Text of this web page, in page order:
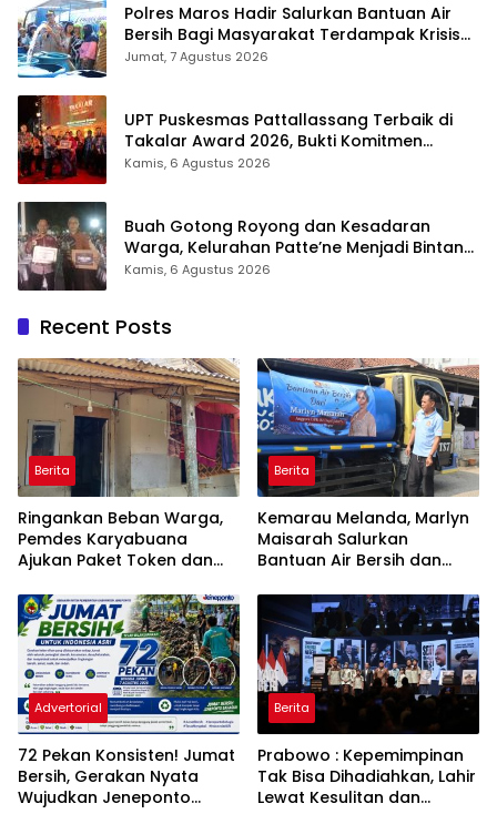
Polres Maros Hadir Salurkan Bantuan Air
Bersih Bagi Masyarakat Terdampak Krisis
Air Bersih Di Maros
Jumat, 7 Agustus 2026
UPT Puskesmas Pattallassang Terbaik di
Takalar Award 2026, Bukti Komitmen
Hadirkan Pelayanan Kesehatan Berkualitas
Kamis, 6 Agustus 2026
Buah Gotong Royong dan Kesadaran
Warga, Kelurahan Patte’ne Menjadi Bintang
Takalar Award 2026
Kamis, 6 Agustus 2026
Recent Posts
Berita
Ringankan Beban Warga,
Pemdes Karyabuana
Ajukan Paket Token dan
PLN
Berita
Kemarau Melanda, Marlyn
Maisarah Salurkan
Bantuan Air Bersih dan
Babakan Madang
Advertorial
72 Pekan Konsisten! Jumat
Bersih, Gerakan Nyata
Wujudkan Jeneponto
Berita
Prabowo : Kepemimpinan
Tak Bisa Dihadiahkan, Lahir
Lewat Kesulitan dan